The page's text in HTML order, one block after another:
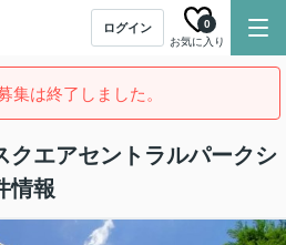
ログイン
お気に入り
0
集は終了しました。
クエアセントラルパークシ
情報